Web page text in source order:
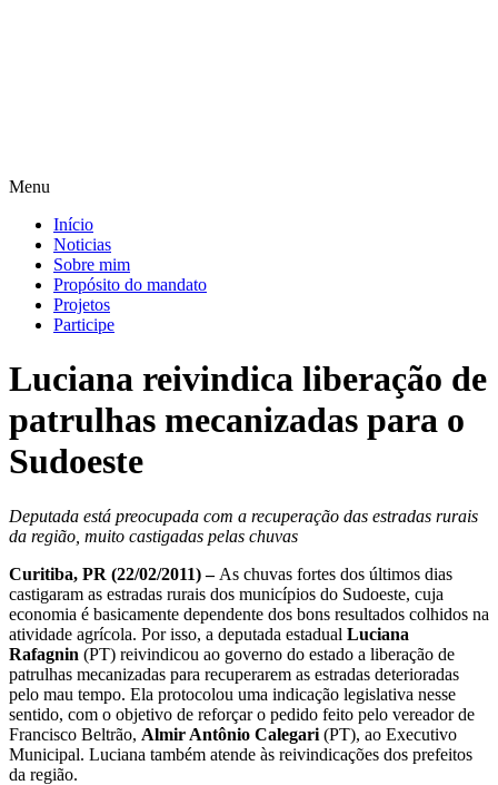
Menu
Início
Noticias
Sobre mim
Propósito do mandato
Projetos
Participe
Luciana reivindica liberação de
patrulhas mecanizadas para o
Sudoeste
Deputada está preocupada com a recuperação das estradas rurais
da região, muito castigadas pelas chuvas
Curitiba, PR (22/02/2011) – As chuvas fortes dos últimos dias
castigaram as estradas rurais dos municípios do Sudoeste, cuja
economia é basicamente dependente dos bons resultados colhidos na
atividade agrícola. Por isso, a deputada estadual Luciana
Rafagnin (PT) reivindicou ao governo do estado a liberação de
patrulhas mecanizadas para recuperarem as estradas deterioradas
pelo mau tempo. Ela protocolou uma indicação legislativa nesse
sentido, com o objetivo de reforçar o pedido feito pelo vereador de
Francisco Beltrão, Almir Antônio Calegari (PT), ao Executivo
Municipal. Luciana também atende às reivindicações dos prefeitos
da região.